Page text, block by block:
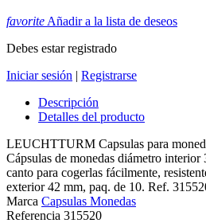
favorite Añadir a la lista de deseos
Debes estar registrado
Iniciar sesión | Registrarse
Descripción
Detalles del producto
LEUCHTTURM Capsulas para
Cápsulas de monedas diámetro
canto para cogerlas fácilmente,
exterior 42 mm, paq. de 10. Ref.
Marca Capsulas Monedas
Referencia 315520